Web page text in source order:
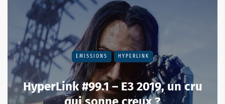
EMISSIONS HYPERLINK
HyperLink #99.1 – E3 2019, un cru